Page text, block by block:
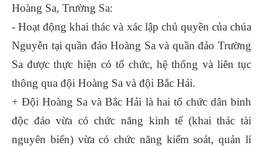
Hoàng Sa, Trường Sa:
- Hoạt động khai thác và xác lập chủ quyền của chúa
Nguyễn tại quần đảo Hoàng Sa và quần đảo Trường
Sa được thực hiện có tổ chức, hệ thống và liên tục
thông qua đội Hoàng Sa và đội Bắc Hải.
+ Đội Hoàng Sa và Bắc Hải là hai tổ chức dân binh
độc đáo vừa có chức năng kinh tế (khai thác tài
nguyên biển) vừa có chức năng kiểm soát, quản lí